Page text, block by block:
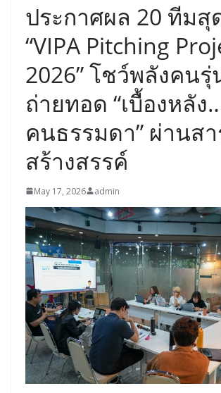
ประกาศผล 20 ทีมสุ
“VIPA Pitching
2026” โชว์พลังคน
ถ่ายทอด “เบื้องหลัง
คนธรรมดา” ผ่านส
สร้างสรรค์
May 17, 2026 admin